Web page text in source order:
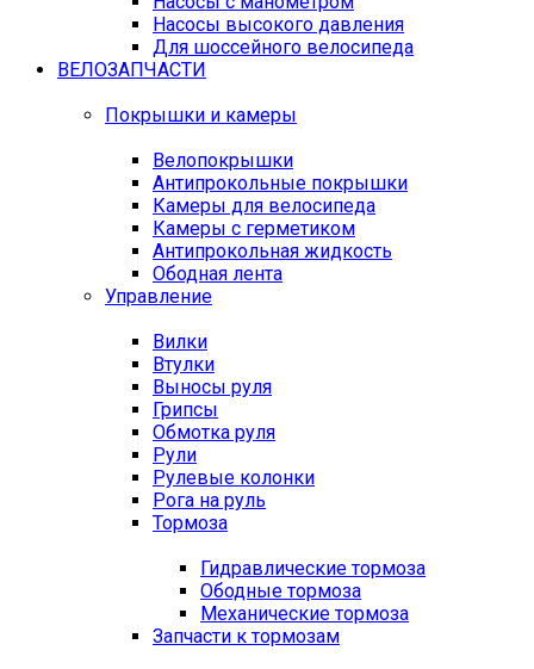
Насосы высокого давления
Для шоссейного велосипеда
ВЕЛОЗАПЧАСТИ
Покрышки и камеры
Велопокрышки
Антипрокольные покрышки
Камеры для велосипеда
Камеры с герметиком
Антипрокольная жидкость
Ободная лента
Управление
Вилки
Втулки
Выносы руля
Грипсы
Обмотка руля
Рули
Рулевые колонки
Рога на руль
Тормоза
Гидравлические тормоза
Ободные тормоза
Механические тормоза
Запчасти к тормозам